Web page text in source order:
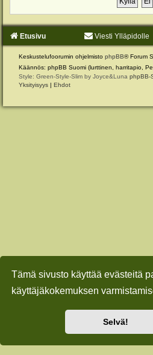
Tämä sivusto käyttää evästeitä
käyttäjäkokemuksen
Selvä!
Etusivu Viesti Ylläpidolle
Keskustelufoorumin ohjelmisto phpBB® Forum
Käännös: phpBB Suomi (lurttinen, harritapio,
Style: Green-Style-Slim by Joyce&Luna phpBB-
Yksityisyys | Ehdot